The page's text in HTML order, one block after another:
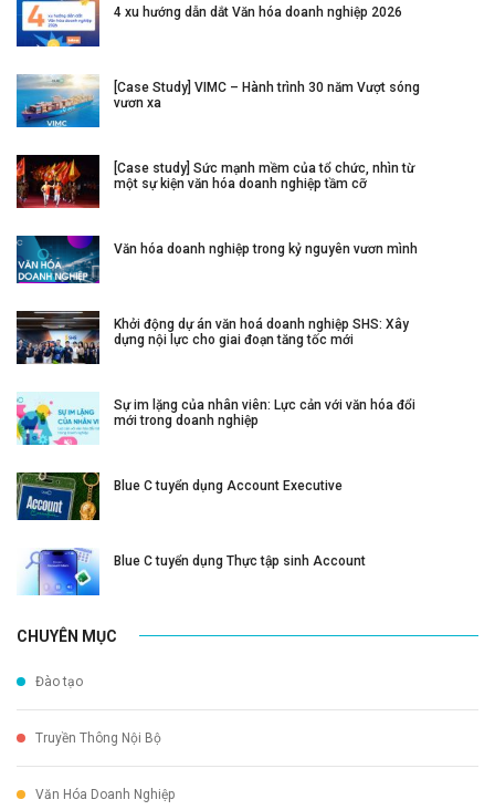
4 xu hướng dẫn dắt Văn hóa doanh nghiệp 2026
[Case Study] VIMC – Hành trình 30 năm Vượt sóng
vươn xa
[Case study] Sức mạnh mềm của tổ chức, nhìn từ
một sự kiện văn hóa doanh nghiệp tầm cỡ
Văn hóa doanh nghiệp trong kỷ nguyên vươn mình
Khởi động dự án văn hoá doanh nghiệp SHS: Xây
dựng nội lực cho giai đoạn tăng tốc mới
Sự im lặng của nhân viên: Lực cản với văn hóa đổi
mới trong doanh nghiệp
Blue C tuyển dụng Account Executive
Blue C tuyển dụng Thực tập sinh Account
CHUYÊN MỤC
Đào tạo
Truyền Thông Nội Bộ
Văn Hóa Doanh Nghiệp